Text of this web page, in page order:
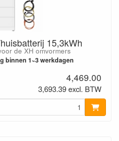
15,3kWh
de XH omvormers
binnen 1~3 werkdagen
4,469.00
3,693.39 excl. BTW